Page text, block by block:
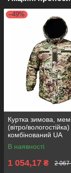
–49%
Куртка зимова,
(вітро/
комбінований UA
В наявності
1 054,17 ₴ 2 067